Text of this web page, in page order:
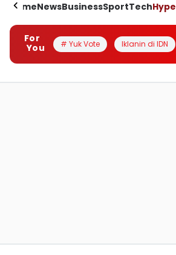
HomeNewsBusinessSportTechHype
For
You
# Yuk Vote Iklanin di IDN